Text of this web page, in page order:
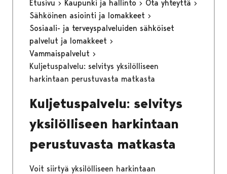
Etusivu Kaupunki ja hallinto
Ota yhteyttä
Sähköinen asiointi ja lomakkeet
Sosiaali- ja terveyspalveluiden sähköiset
palvelut ja lomakkeet
Vammaispalvelut
Kuljetuspalvelu: selvitys yksilölliseen
harkintaan perustuvasta matkasta
Kuljetuspalvelu: selvitys
yksilölliseen harkintaan
perustuvasta matkasta
Voit siirtyä yksilölliseen harkintaan